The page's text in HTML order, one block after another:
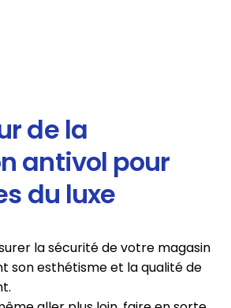
de la
antivol pour
du luxe
la sécurité de votre magasin
son esthétisme et la qualité de